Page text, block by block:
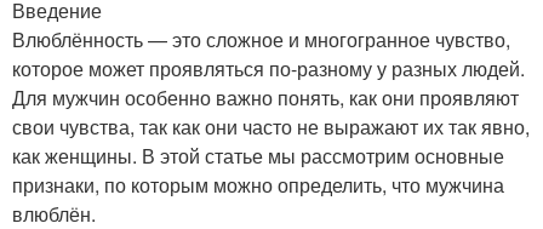
Введение
Влюблённость — это сложное и многогранное чувство,
которое может проявляться по-разному у разных людей.
Для мужчин особенно важно понять, как они проявляют
свои чувства, так как они часто не выражают их так явно,
как женщины. В этой статье мы рассмотрим основные
признаки, по которым можно определить, что мужчина
влюблён.